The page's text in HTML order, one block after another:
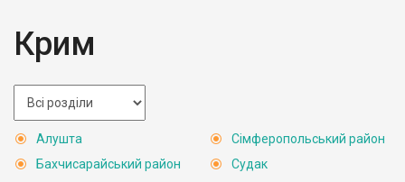
Крим
Алушта
Бахчисарайський район
Сімферопольський район
Судак